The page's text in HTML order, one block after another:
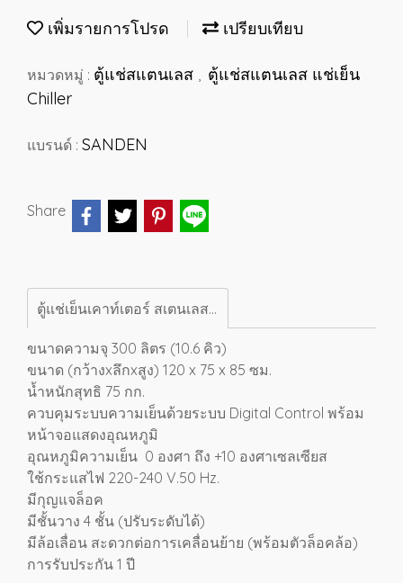
เพิ่มรายการโปรด เปรียบเทียบ
หมวดหมู่ : ตู้แช่สแตนเลส , ตู้แช่สแตนเลส แช่เย็น
Chiller
แบรนด์ : SANDEN
Share
ตู้แช่เย็นเคาท์เตอร์ สเตนเลส SANDEN เกรด304 10.6 คิว SCR3-1207-AR
ขนาดความจุ 300 ลิตร (10.6 คิว)
ขนาด (กว้างxลึกxสูง) 120 x 75 x 85 ซม.
น้ำหนักสุทธิ 75 กก.
ควบคุมระบบความเย็นด้วยระบบ Digital Control พร้อม
หน้าจอแสดงอุณหภูมิ
อุณหภูมิความเย็น 0 องศา ถึง +10 องศาเซลเซียส
ใช้กระแสไฟ 220-240 V.50 Hz.
มีกุญแจล็อค
มีชั้นวาง 4 ชั้น (ปรับระดับได้)
มีล้อเลื่อน สะดวกต่อการเคลื่อนย้าย (พร้อมตัวล็อคล้อ)
การรับประกัน 1 ปี